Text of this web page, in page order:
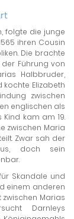
folgte die junge
ihren Cousin
Die brachte
Führung von
Halbbruder,
kochte Elizabeth
zwischen
englischen als
kam am 19.
zwischen Maria
Zwar sah der
doch sein
Skandale und
einem anderen
Marias
Darnleys